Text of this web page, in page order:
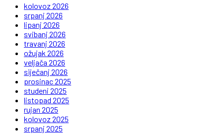
kolovoz 2026
srpanj 2026
lipanj 2026
svibanj 2026
travanj 2026
ožujak 2026
veljača 2026
siječanj 2026
prosinac 2025
studeni 2025
listopad 2025
rujan 2025
kolovoz 2025
srpanj 2025